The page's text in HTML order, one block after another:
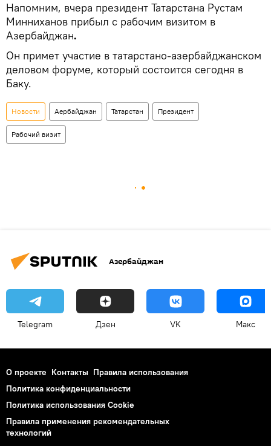
Напомним, вчера президент Татарстана Рустам
Минниханов прибыл с рабочим визитом в
Азербайджан.
Он примет участие в татарстано-азербайджанском
деловом форуме, который состоится сегодня в
Баку.
Новости Аербайджан Татарстан Президент
Рабочий визит
Азербайджан
Telegram Дзен VK Макс
О проекте Контакты Правила использования
Политика конфиденциальности
Политика использования Cookie
Правила применения рекомендательных
технологий